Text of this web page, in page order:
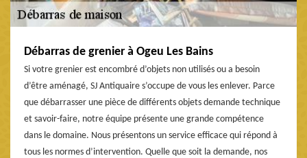
Débarras de grenier à Ogeu Les Bains
Si votre grenier est encombré d’objets non utilisés ou a besoin
d’être aménagé, SJ Antiquaire s’occupe de vous les enlever. Parce
que débarrasser une pièce de différents objets demande technique
et savoir-faire, notre équipe présente une grande compétence
dans le domaine. Nous présentons un service efficace qui répond à
tous les normes d’intervention. Quelle que soit la demande, nos